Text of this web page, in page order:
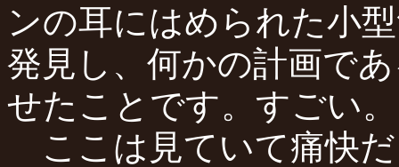
ンの耳にはめられた小
発見し、何かの計画で
せたことです。すごい。
ここは見ていて痛快